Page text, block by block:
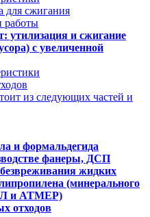
для сжигания
работы
утилизация и сжигание
с увеличенной
из следующих частей и
и формальдегида
фанеры, ДСП
жидких
(минерального
и АТМЕР)
отходов